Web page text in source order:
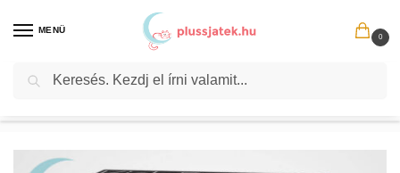
MENÜ
0